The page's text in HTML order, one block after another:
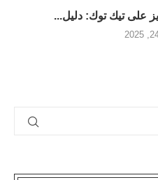
على تيك توك: دليل...